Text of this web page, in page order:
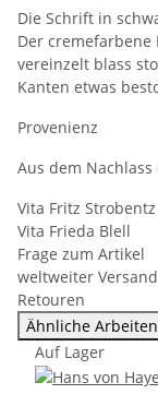
Die Schrift in
Der
vereinzelt blass
Kanten etwas
Provenienz
Aus dem
Vita Fritz Strobentz
Vita Frieda Blell
Frage zum Artikel
weltweiter Versand
Retouren
Ähnliche Arbeiten
Auf Lager